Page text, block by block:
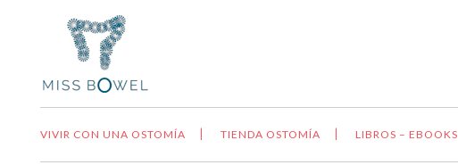
VIVIR CON UNA OSTOMÍA TIENDA OSTOMÍA LIBROS – EBOOKS